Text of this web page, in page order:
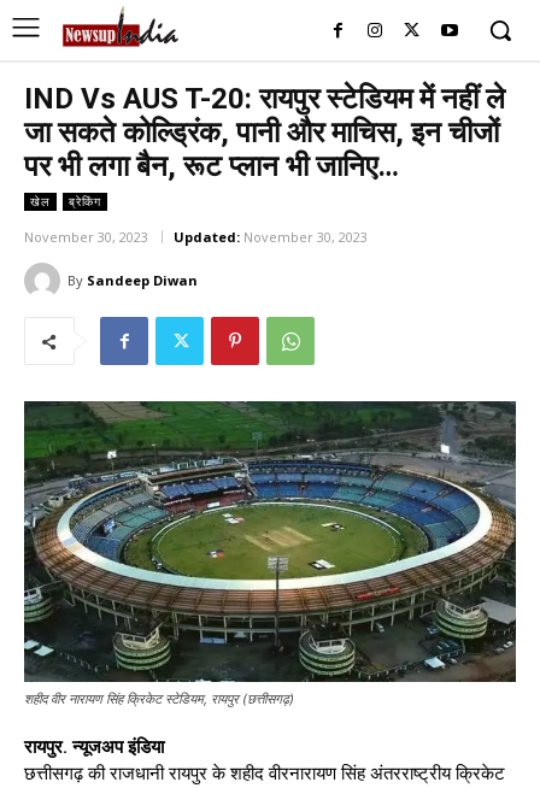
IND Vs AUS T-20: रायपुर स्टेडियम में नहीं ले
जा सकते कोल्ड्रिंक, पानी और माचिस, इन चीजों
पर भी लगा बैन, रूट प्लान भी जानिए…
खेल ब्रेकिंग
November 30, 2023 Updated: November 30, 2023
By Sandeep Diwan
शहीद वीर नारायण सिंह क्रिकेट स्टेडियम, रायपुर (छत्तीसगढ़)
रायपुर. न्यूजअप इंडिया
छत्तीसगढ़ की राजधानी रायपुर के शहीद वीरनारायण सिंह अंतरराष्ट्रीय क्रिकेट